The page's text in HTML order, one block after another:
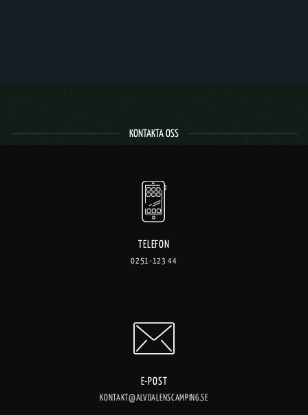
KONTAKTA OSS
TELEFON
0251-123 44
E-POST
KONTAKT@ALVDALENSCAMPING.SE